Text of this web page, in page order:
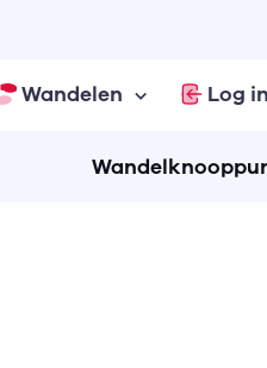
Wandelen Log in